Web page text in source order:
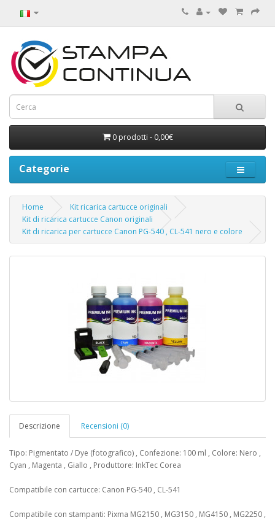
0 prodotti - 0,00€
Categorie
Home
Kit ricarica cartucce originali
Kit di ricarica cartucce Canon originali
Kit di ricarica per cartucce Canon PG-540 , CL-541 nero e colore
Descrizione Recensioni (0)
Tipo: Pigmentato / Dye (fotografico) , Confezione: 100 ml , Colore: Nero ,
Cyan , Magenta , Giallo , Produttore: InkTec Corea
Compatibile con cartucce: Canon PG-540 , CL-541
Compatibile con stampanti: Pixma MG2150 , MG3150 , MG4150 , MG2250 ,